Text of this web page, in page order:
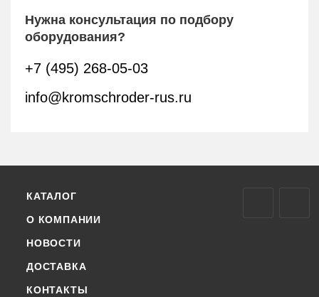
Нужна консультация по подбору
оборудования?
+7 (495) 268-05-03
info@kromschroder-rus.ru
КАТАЛОГ
О КОМПАНИИ
НОВОСТИ
ДОСТАВКА
КОНТАКТЫ